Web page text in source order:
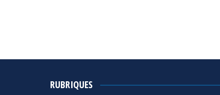
RUBRIQUES